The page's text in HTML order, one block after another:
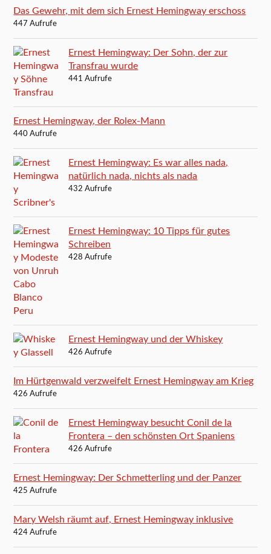
Das Gewehr, mit dem sich Ernest Hemingway erschoss
447 Aufrufe
Ernest Hemingway: Der Sohn, der zur
Transfrau wurde
441 Aufrufe
Ernest Hemingway, der Rolex-Mann
440 Aufrufe
Ernest Hemingway: Es war alles nada,
natürlich nada, nichts als nada
432 Aufrufe
Ernest Hemingway: 10 Tipps für gutes
Schreiben
428 Aufrufe
Ernest Hemingway und der Whiskey
426 Aufrufe
Im Hürtgenwald verzweifelt Ernest Hemingway am Krieg
426 Aufrufe
Ernest Hemingway besucht Conil de la
Frontera – den schönsten Ort Spaniens
426 Aufrufe
Ernest Hemingway: Der Schmetterling und der Panzer
425 Aufrufe
Mary Welsh räumt auf, Ernest Hemingway inklusive
424 Aufrufe